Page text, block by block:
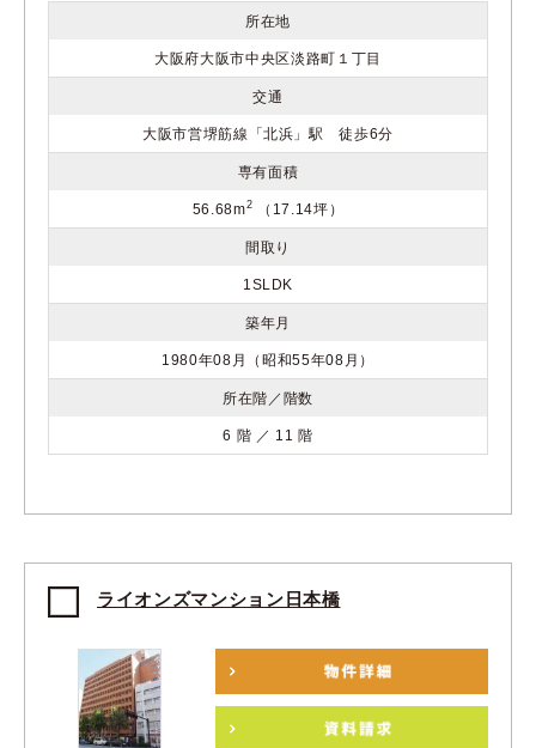
所在地
大阪府大阪市中央区淡路町１丁目
交通
大阪市営堺筋線「北浜」駅 徒歩6分
専有面積
56.68m2 （17.14坪）
間取り
1SLDK
築年月
1980年08月（昭和55年08月）
所在階／階数
6 階 ／ 11 階
ライオンズマンション日本橋